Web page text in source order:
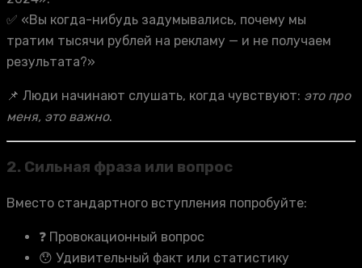
✅ «Вы когда-нибудь задумывались, почему мы
тратим тысячи рублей на рекламу — и не получаем
результата?»
📌 Люди начинают слушать, когда чувствуют: это про
меня, это важно.
2. Сильная фраза или вопрос
Вместо стандартного вступления попробуйте:
❓ Провокационный вопрос
😯 Удивительный факт или статистику